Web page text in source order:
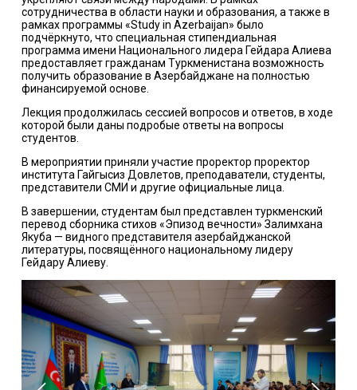
сотрудничества в области науки и образования, а также в
рамках программы «Study in Azerbaijan» было
подчёркнуто, что специальная стипендиальная
программа имени Национального лидера Гейдара Алиева
предоставляет гражданам Туркменистана возможность
получить образование в Азербайджане на полностью
финансируемой основе.
Лекция продолжилась сессией вопросов и ответов, в ходе
которой были даны подробые ответы на вопросы
студентов.
В мероприятии приняли участие проректор проректор
института Гайгысиз Довлетов, преподаватели, студенты,
представители СМИ и другие официальные лица.
В завершении, студентам был представлен туркменский
перевод сборника стихов «Эпизод вечности» Залимхана
Якуба — видного представителя азербайджанской
литературы, посвящённого национальному лидеру
Гейдару Алиеву.